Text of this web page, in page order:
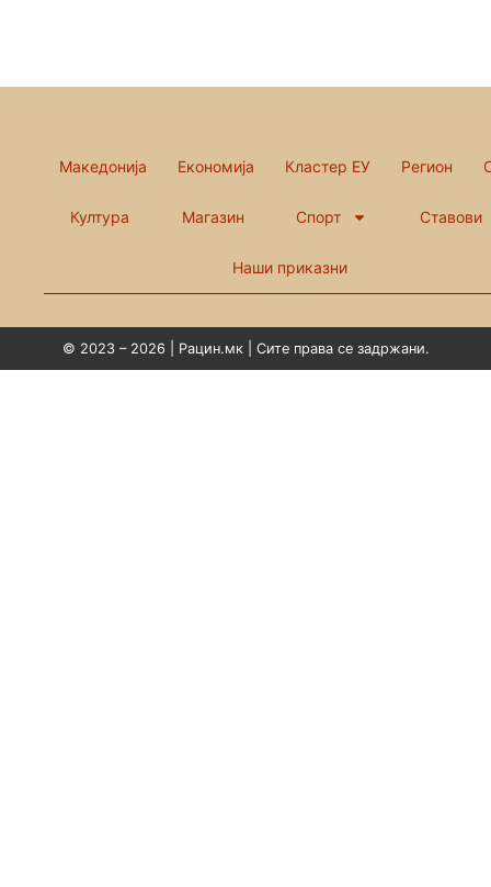
Македонија Економија Кластер ЕУ Регион
Култура Магазин Спорт Ставови
Наши приказни
© 2023 – 2026 | Рацин.мк | Сите права се задржани.